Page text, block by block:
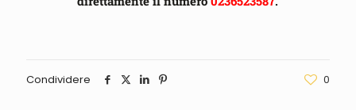
Condividere 0